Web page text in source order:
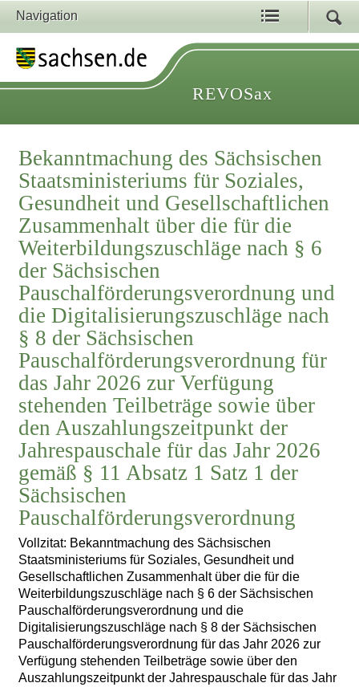
Navigation
REVOSax
Bekanntmachung des Sächsischen
Staatsministeriums für Soziales,
Gesundheit und Gesellschaftlichen
Zusammenhalt über die für die
Weiterbildungszuschläge nach § 6
der Sächsischen
Pauschalförderungsverordnung und
die Digitalisierungszuschläge nach
§ 8 der Sächsischen
Pauschalförderungsverordnung für
das Jahr 2026 zur Verfügung
stehenden Teilbeträge sowie über
den Auszahlungszeitpunkt der
Jahrespauschale für das Jahr 2026
gemäß § 11 Absatz 1 Satz 1 der
Sächsischen
Pauschalförderungsverordnung
Vollzitat: Bekanntmachung des Sächsischen
Staatsministeriums für Soziales, Gesundheit und
Gesellschaftlichen Zusammenhalt über die für die
Weiterbildungszuschläge nach § 6 der Sächsischen
Pauschalförderungsverordnung und die
Digitalisierungszuschläge nach § 8 der Sächsischen
Pauschalförderungsverordnung für das Jahr 2026 zur
Verfügung stehenden Teilbeträge sowie über den
Auszahlungszeitpunkt der Jahrespauschale für das Jahr